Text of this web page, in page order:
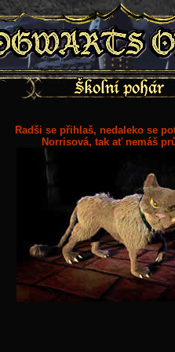
Radši se přihlaš, nedaleko se
Norrisová, tak ať nemáš